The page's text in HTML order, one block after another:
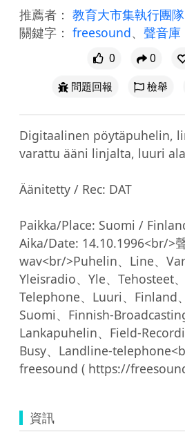
推薦者： 教育大市集執行團隊
關鍵字： freesound、 聲音庫
0 0
問題回報
檢舉
Digitaalinen pöytäpuhelin,
varattu ääni linjalta, luuri
Äänitetty / Rec: DAT
Paikka/Place: Suomi /
Aika/Date: 14.10.1996<br/>
wav<br/>Puhelin、Line、
Yleisradio、Yle、Tehosteet、
Telephone、Luuri、Finland
Suomi、Finnish-
Lankapuhelin、Field-
Busy、Landline-
資訊